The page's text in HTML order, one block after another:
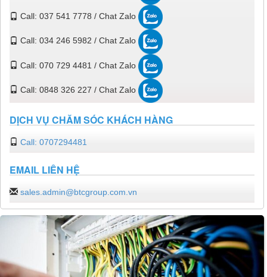
Call: 037 541 7778 / Chat Zalo
Call: 034 246 5982 / Chat Zalo
Call: 070 729 4481 / Chat Zalo
Call: 0848 326 227 / Chat Zalo
DỊCH VỤ CHĂM SÓC KHÁCH HÀNG
Call: 0707294481
EMAIL LIÊN HỆ
sales.admin@btcgroup.com.vn